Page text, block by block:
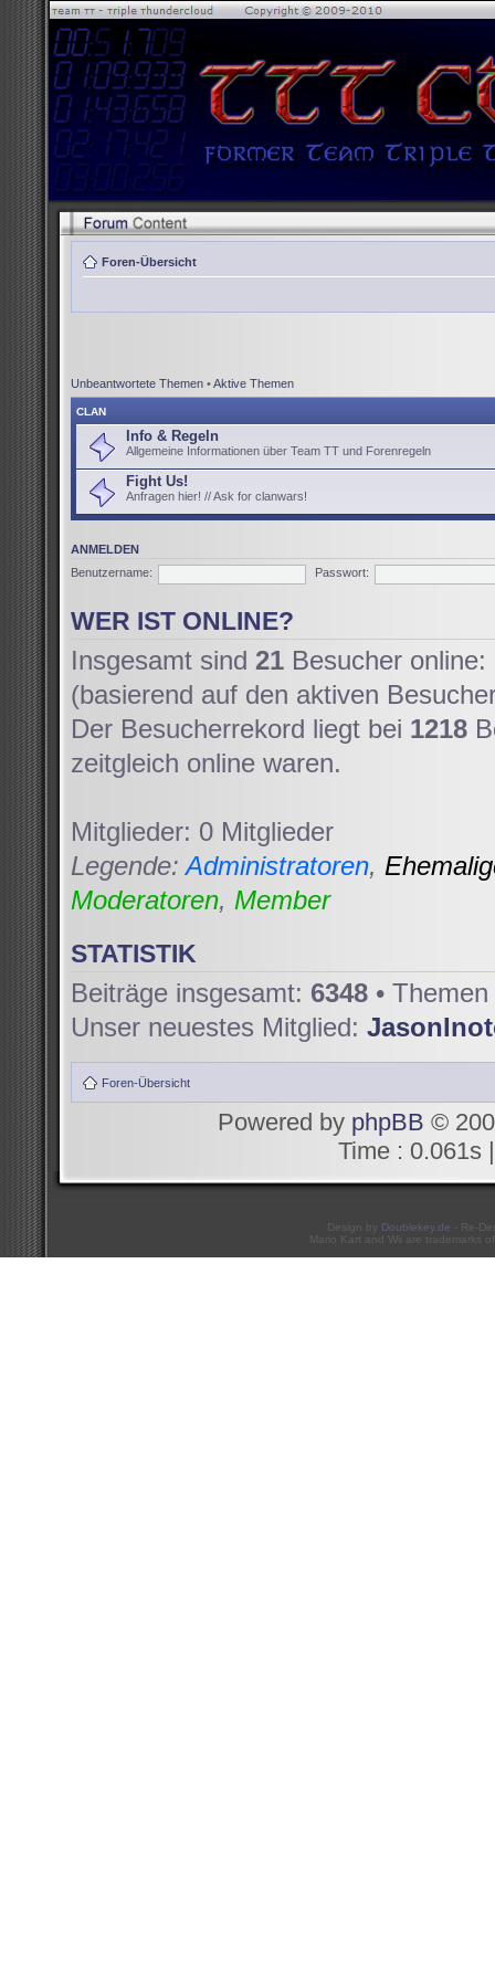
Foren-Übersicht
Unbeantwortete Themen •Aktive Themen
CLAN
Info & Regeln
Allgemeine Informationen über Team TT und Forenregeln
Fight Us!
Anfragen hier! // Ask for clanwars!
ANMELDEN
Benutzername:
Passwort:
WER IST ONLINE?
Insgesamt sind 21 Besucher
(basierend auf den aktiven
Der Besucherrekord liegt bei 1218
zeitgleich online waren.
Mitglieder: 0 Mitglieder
Legende:Administratoren,
Moderatoren, Member
STATISTIK
Beiträge insgesamt: 6348 •
Unser neuestes Mitglied:
Foren-Übersicht
Powered by phpBB ©
Time : 0.061s
Design by Doublekey.de - Re-
Mario Kart and Wii are trademarks